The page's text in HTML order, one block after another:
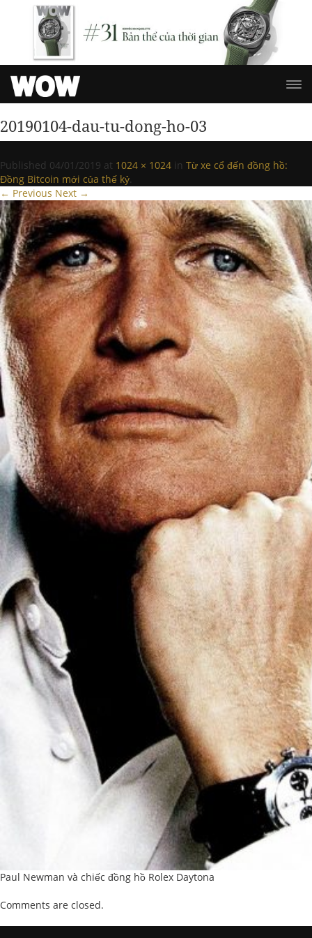
20190104-dau-tu-dong-ho-03
Published 04/01/2019 at 1024 × 1024 in Từ xe cổ đến đồng hồ:
Đồng Bitcoin mới của thế kỷ.
← Previous Next →
Paul Newman và chiếc đồng hồ Rolex Daytona
Comments are closed.